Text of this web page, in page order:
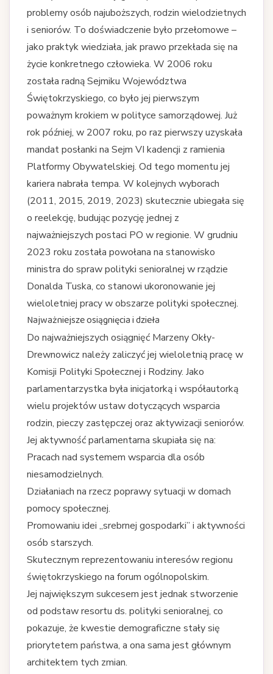
problemy osób najuboższych, rodzin wielodzietnych
i seniorów. To doświadczenie było przełomowe –
jako praktyk wiedziała, jak prawo przekłada się na
życie konkretnego człowieka. W 2006 roku
została radną Sejmiku Województwa
Świętokrzyskiego, co było jej pierwszym
poważnym krokiem w polityce samorządowej. Już
rok później, w 2007 roku, po raz pierwszy uzyskała
mandat posłanki na Sejm VI kadencji z ramienia
Platformy Obywatelskiej. Od tego momentu jej
kariera nabrała tempa. W kolejnych wyborach
(2011, 2015, 2019, 2023) skutecznie ubiegała się
o reelekcję, budując pozycję jednej z
najważniejszych postaci PO w regionie. W grudniu
2023 roku została powołana na stanowisko
ministra do spraw polityki senioralnej w rządzie
Donalda Tuska, co stanowi ukoronowanie jej
wieloletniej pracy w obszarze polityki społecznej.
Najważniejsze osiągnięcia i dzieła
Do najważniejszych osiągnięć Marzeny Okły-
Drewnowicz należy zaliczyć jej wieloletnią pracę w
Komisji Polityki Społecznej i Rodziny. Jako
parlamentarzystka była inicjatorką i współautorką
wielu projektów ustaw dotyczących wsparcia
rodzin, pieczy zastępczej oraz aktywizacji seniorów.
Jej aktywność parlamentarna skupiała się na:
Pracach nad systemem wsparcia dla osób
niesamodzielnych.
Działaniach na rzecz poprawy sytuacji w domach
pomocy społecznej.
Promowaniu idei „srebrnej gospodarki” i aktywności
osób starszych.
Skutecznym reprezentowaniu interesów regionu
świętokrzyskiego na forum ogólnopolskim.
Jej największym sukcesem jest jednak stworzenie
od podstaw resortu ds. polityki senioralnej, co
pokazuje, że kwestie demograficzne stały się
priorytetem państwa, a ona sama jest głównym
architektem tych zmian.